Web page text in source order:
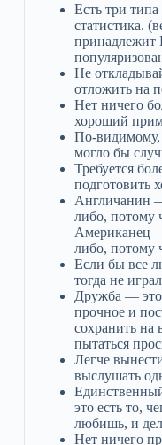
Есть три
статистика.
принадлежит
Не
отложить на
Нет ничего
хороший
По-видимому,
могло бы
Требуется
подготовить
Англичанин
либо, потому
Американец
либо, потому
Если бы все
тогда не
Дружба — это
прочное и
сохранить на
пытаться
Легче
выслушать
это есть то,
любишь, и
Нет ничего